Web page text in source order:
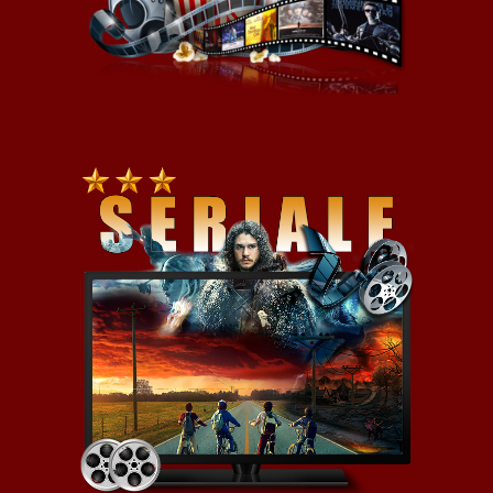
O fabule za wiele nie można
powiedzieć bez spoilerów.
bezlitosnej walce o wpływy,
gdzie nikt nie bierze jeńców.
Świetnie pokazane jest jak jedno,
wydawać by się mogło błahe
wydarzenie, powoduje
prawdziwy efekt domina, który
pogrąży niemal cały Rzym w
chaosie i morzu krwi. Pewne
sytuacje wywołują inne sytuację i
z niewielkiej „śnieżki” robi się
prawdziwa kula śniegowa,